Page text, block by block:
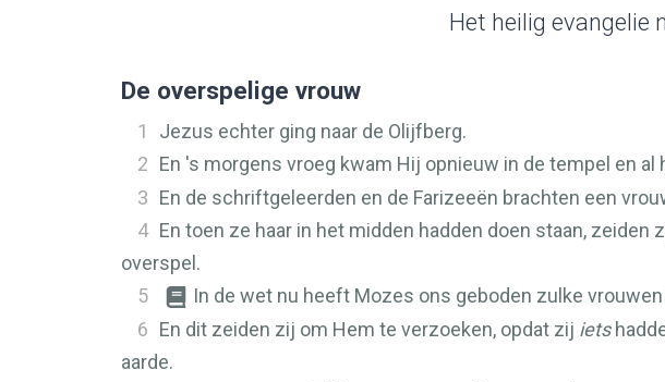
Het heilig evangelie
De overspelige vrouw
1
Jezus echter ging naar de Olijfberg.
2 En 's morgens vroeg kwam Hij opnieuw in de tempel en
3 En de schriftgeleerden en de Farizeeën brachten een
4 En toen ze haar in het midden hadden doen staan,
overspel.
5
In de wet nu heeft Mozes ons geboden zulke
6 En dit zeiden zij om Hem te verzoeken, opdat zij iets
aarde.